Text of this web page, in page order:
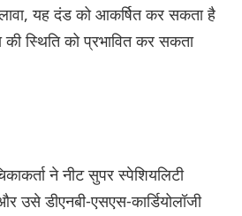
यह दंड को आकर्षित कर सकता है
स्थिति को प्रभावित कर सकता
ने नीट सुपर स्पेशियलिटी
उसे डीएनबी-एसएस-कार्डियोलॉजी